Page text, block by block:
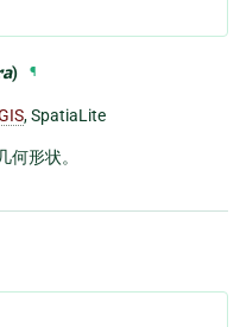
) ¶
, SpatiaLite
何形状。